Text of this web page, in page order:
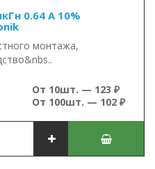
0.64 А 10%
монтажа,
От 10шт. — 123 ₽
От 100шт. — 102 ₽